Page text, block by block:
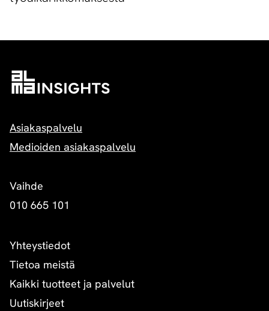
Asiakaspalvelu
Medioiden asiakaspalvelu
Vaihde
010 665 101
Yhteystiedot
Tietoa meistä
Kaikki tuotteet ja palvelut
Uutiskirjeet